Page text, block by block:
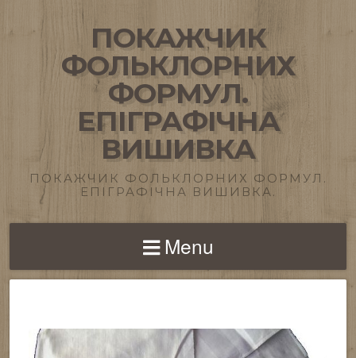
ПОКАЖЧИК
ФОЛЬКЛОРНИХ
ФОРМУЛ.
ЕПІГРАФІЧНА
ВИШИВКА
ПОКАЖЧИК ФОЛЬКЛОРНИХ ФОРМУЛ.
ЕПІГРАФІЧНА ВИШИВКА.
Menu